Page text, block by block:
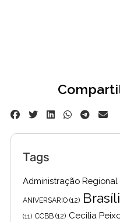
Tags
Administração
ANIVERSARIO (12)
(11) CCBB (12) Cecilia